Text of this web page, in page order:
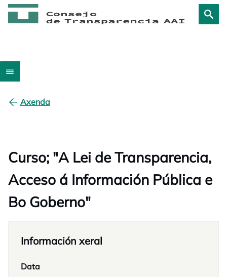
Axenda
Curso; "A Lei de Transparencia,
Acceso á Información Pública e
Bo Goberno"
Información xeral
Data